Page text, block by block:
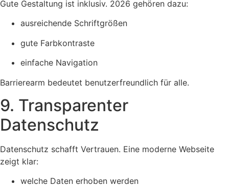
Gute Gestaltung ist inklusiv. 2026 gehören dazu:
ausreichende Schriftgrößen
gute Farbkontraste
einfache Navigation
Barrierearm bedeutet benutzerfreundlich für alle.
9. Transparenter
Datenschutz
Datenschutz schafft Vertrauen. Eine moderne Webseite
zeigt klar:
welche Daten erhoben werden